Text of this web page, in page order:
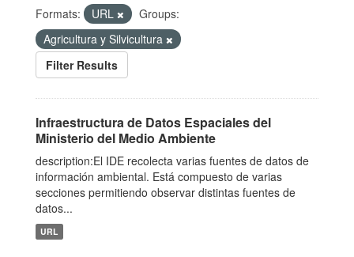
Formats: URL
Groups:
Agricultura y Silvicultura
Filter Results
Infraestructura de Datos Espaciales del
Ministerio del Medio Ambiente
description:El IDE recolecta varias fuentes de datos de
información ambiental. Está compuesto de varias
secciones permitiendo observar distintas fuentes de
datos...
URL